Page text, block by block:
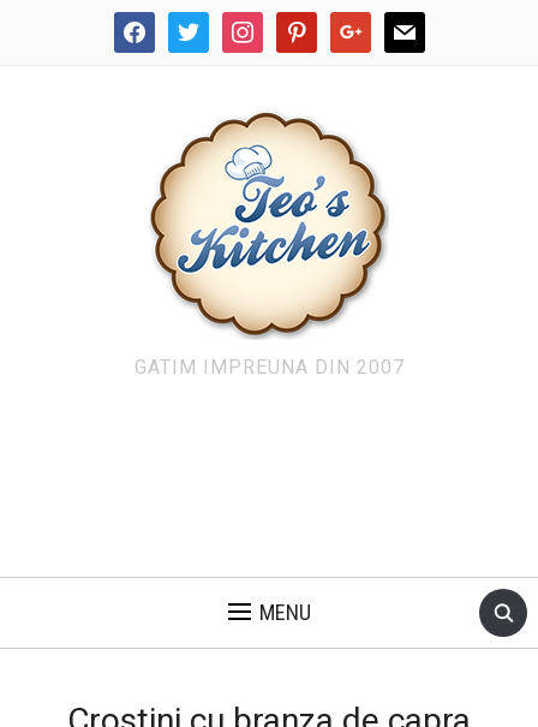
facebooktwitter instagrampinterestgoogle mail
GATIM IMPREUNA DIN 2007
MENU